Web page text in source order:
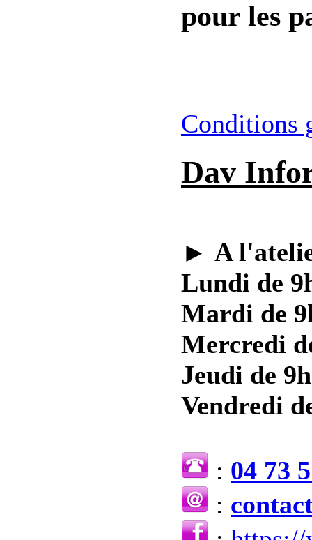
pour les
Conditions
Dav
► A
Lundi de
Mardi de
Mercredi
Jeudi de
Vendredi
: 04 73
: